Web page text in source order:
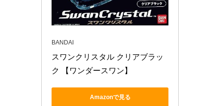
BANDAI
スワンクリスタル クリアブラッ
ク 【ワンダースワン】
Amazonで見る